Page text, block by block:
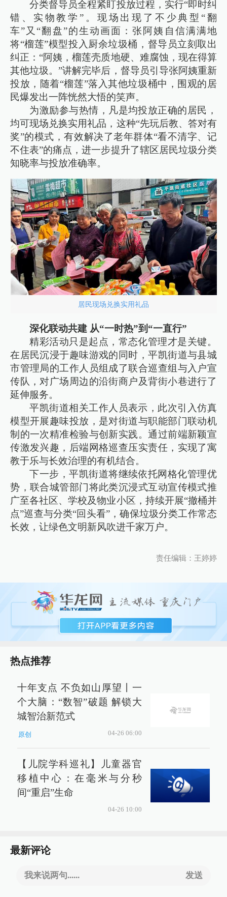
分类督导员全程紧盯投放过程，实行“即时纠
错、实物教学”。现场出现了不少典型“翻
车”又“翻盘”的生动画面：张阿姨自信满满地
将“榴莲”模型投入厨余垃圾桶，督导员立刻取出
纠正：“阿姨，榴莲壳质地硬、难腐蚀，现在得算
其他垃圾。”讲解完毕后，督导员引导张阿姨重新
投放，随着“榴莲”落入其他垃圾桶中，围观的居
民爆发出一阵恍然大悟的笑声。
为激励参与热情，凡是均投放正确的居民，
均可现场兑换实用礼品，这种“先玩后教、答对有
奖”的模式，有效解决了老年群体“看不清字、记
不住表”的痛点，进一步提升了辖区居民垃圾分类
知晓率与投放准确率。
居民现场兑换实用礼品
深化联动共建 从“一时热”到“一直行”
精彩活动只是起点，常态化管理才是关键。
在居民沉浸于趣味游戏的同时，平凯街道与县城
市管理局的工作人员组成了联合巡查组与入户宣
传队，对广场周边的沿街商户及背街小巷进行了
延伸服务。
平凯街道相关工作人员表示，此次引入仿真
模型开展趣味投放，是对街道与职能部门联动机
制的一次精准检验与创新实践。通过前端新颖宣
传激发兴趣，后端网格巡查压实责任，实现了寓
教于乐与长效治理的有机结合。
下一步，平凯街道将继续依托网格化管理优
势，联合城管部门将此类沉浸式互动宣传模式推
广至各社区、学校及物业小区，持续开展“撤桶并
点”巡查与分类“回头看”，确保垃圾分类工作常态
长效，让绿色文明新风吹进千家万户。
责任编辑：王婷婷
热点推荐
十年支点 不负如山厚望丨一
个大脑：“数智”破题 解锁大
城智治新范式
原创 04-26 06:00
【儿院学科巡礼】儿童器官
移植中心：在毫米与分秒
间“重启”生命
04-26 10:00
最新评论
我来说两句...... 发送